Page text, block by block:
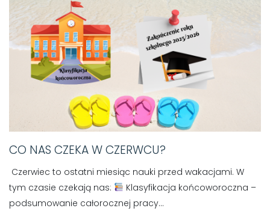
CO NAS CZEKA W CZERWCU?
Czerwiec to ostatni miesiąc nauki przed wakacjami. W
tym czasie czekają nas:
Klasyfikacja końcoworoczna –
podsumowanie całorocznej pracy...